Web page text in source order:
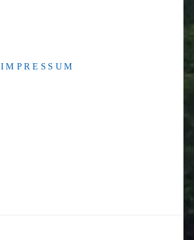
I M P R E S S U M